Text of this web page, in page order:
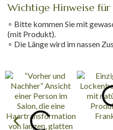
Wichtige Hinweise für
∘ Bitte kommen Sie mit
(mit Produkt).
∘ Die Länge wird im nassen